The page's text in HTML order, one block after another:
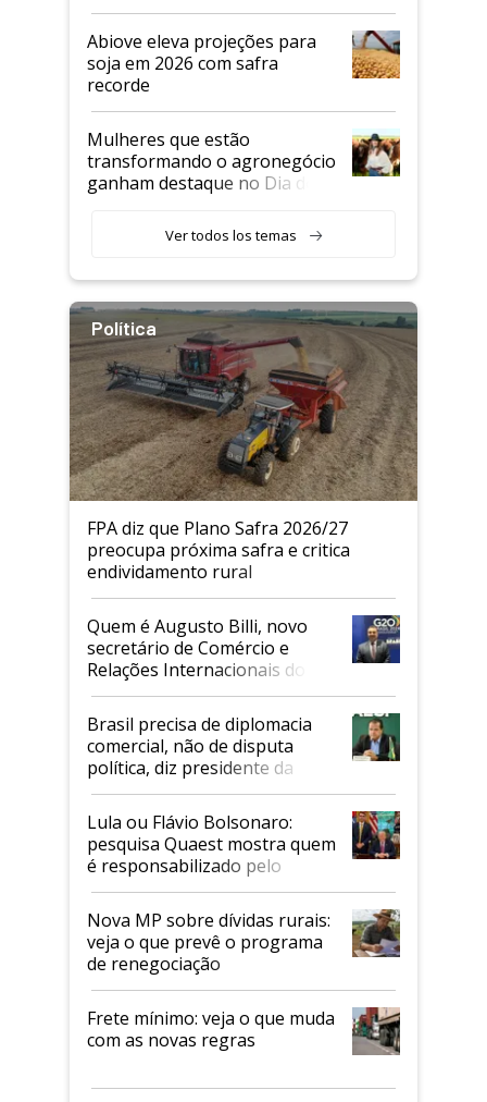
Abiove eleva projeções para
soja em 2026 com safra
recorde
Mulheres que estão
transformando o agronegócio
ganham destaque no Dia do
Ver todos los temas
Política
FPA diz que Plano Safra 2026/27
preocupa próxima safra e critica
endividamento rural
Quem é Augusto Billi, novo
secretário de Comércio e
Relações Internacionais do
Mapa
Brasil precisa de diplomacia
comercial, não de disputa
política, diz presidente da
Faesp
Lula ou Flávio Bolsonaro:
pesquisa Quaest mostra quem
é responsabilizado pelo
tarifaço dos EUA
Nova MP sobre dívidas rurais:
veja o que prevê o programa
de renegociação
Frete mínimo: veja o que muda
com as novas regras